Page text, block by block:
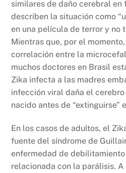
similares de daño cerebral en
describen la situación como
en una película de terror y no
Mientras que, por el
correlación entre la
muchos doctores en Brasil
Zika infecta a las madres
infección viral daña el
nacido antes de “extinguirse”
En los casos de adultos, el
fuente del síndrome de
enfermedad de
relacionada con la parálisis.